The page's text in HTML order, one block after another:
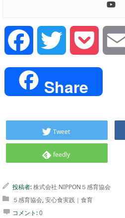
Facebook Twitter Pocket
Share
Tweet
feedly
投稿者:株式会社 NIPPON５感育協会
５感育協会,安心食実践｜食育
コメント:0